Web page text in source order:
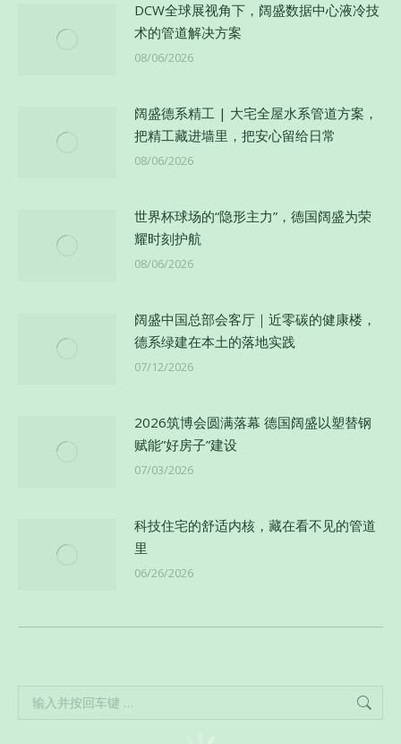
DCW全球展视角下，阔盛数据中心液冷技
术的管道解决方案
08/06/2026
阔盛德系精工 | 大宅全屋水系管道方案，
把精工藏进墙里，把安心留给日常
08/06/2026
世界杯球场的“隐形主力”，德国阔盛为荣
耀时刻护航
08/06/2026
阔盛中国总部会客厅｜近零碳的健康楼，
德系绿建在本土的落地实践
07/12/2026
2026筑博会圆满落幕 德国阔盛以塑替钢
赋能”好房子”建设
07/03/2026
科技住宅的舒适内核，藏在看不见的管道
里
06/26/2026
Search: